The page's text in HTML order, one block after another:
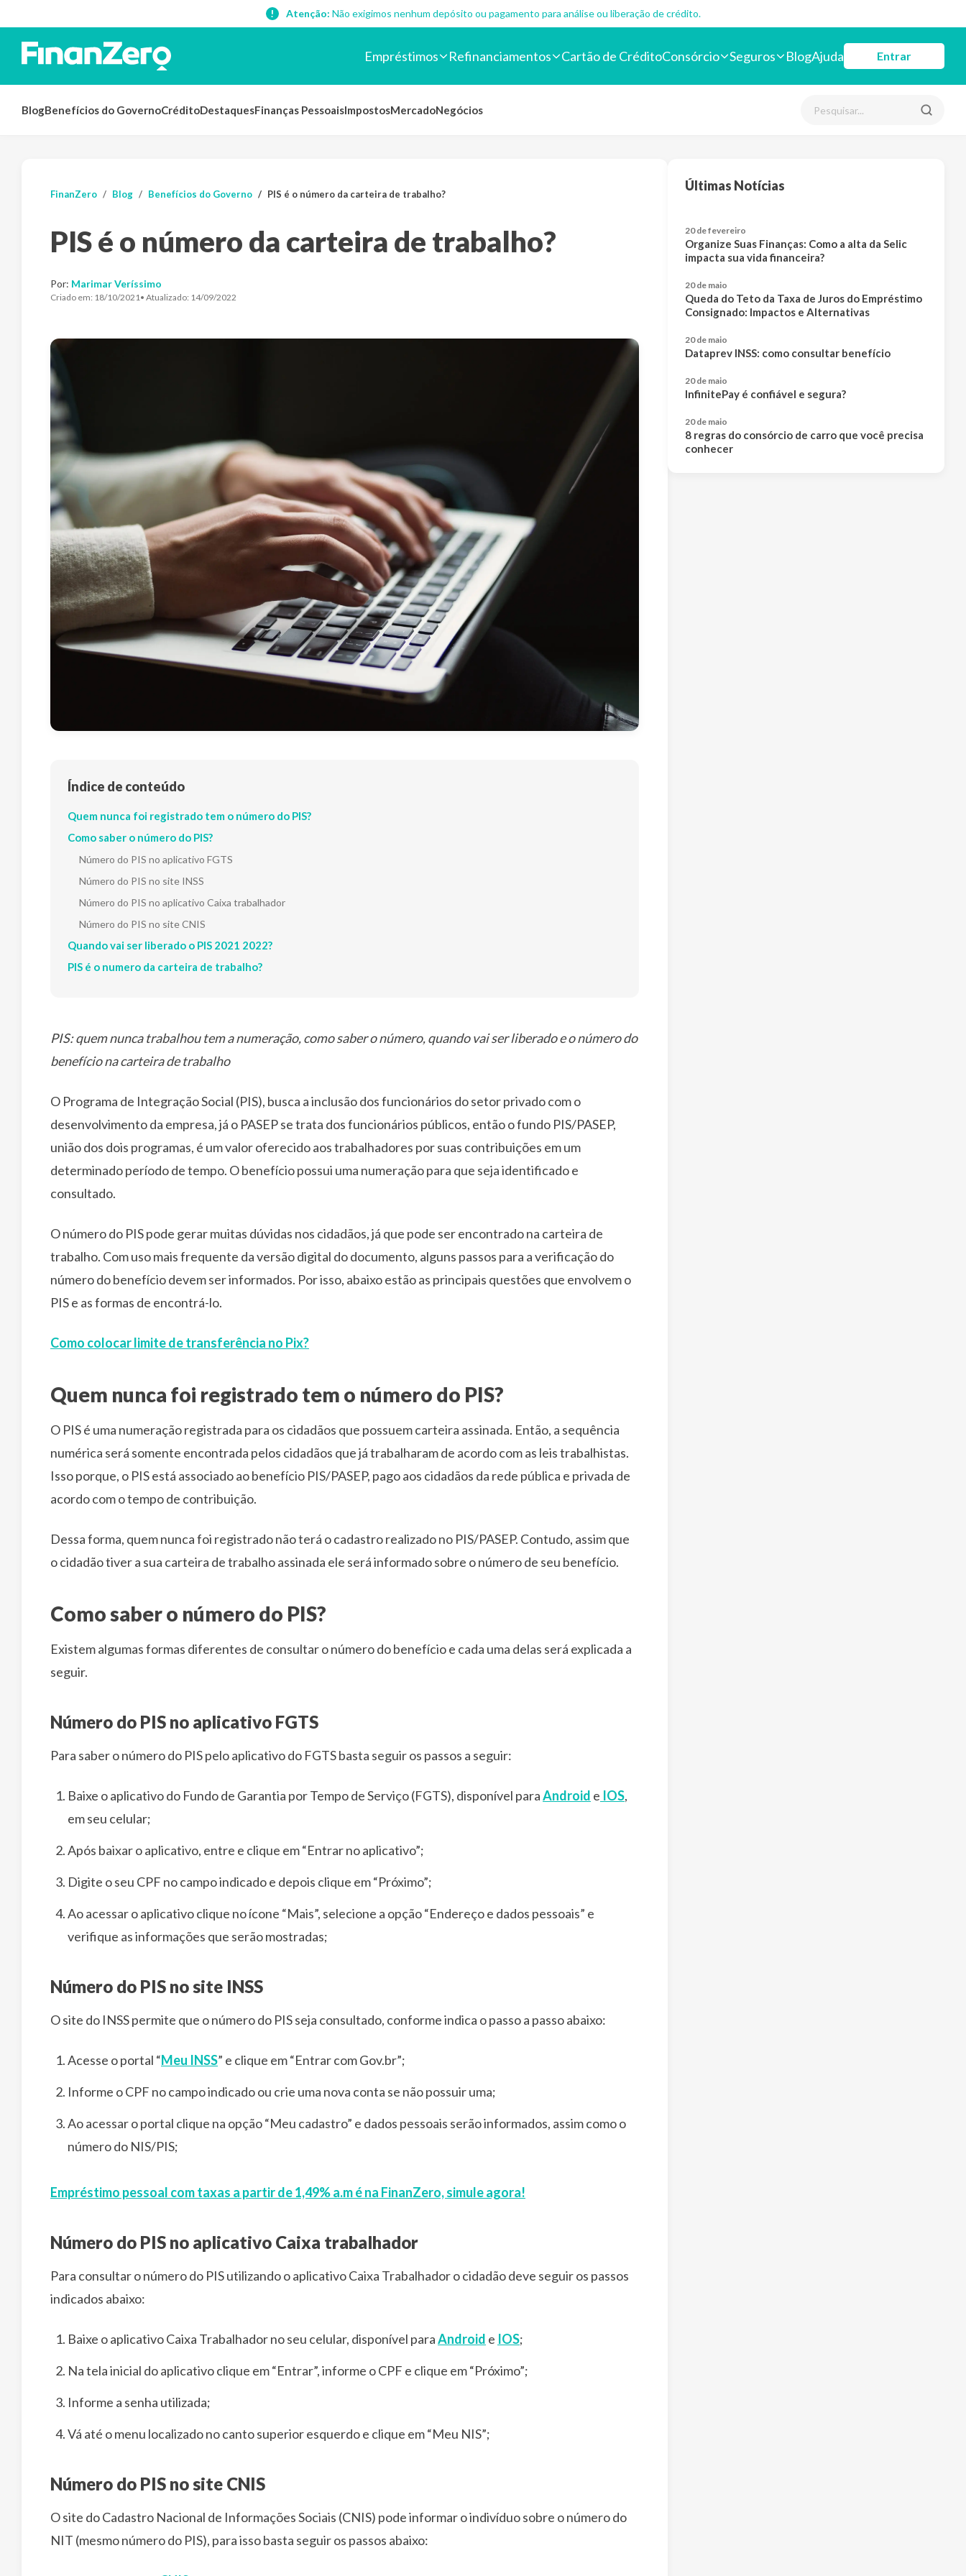
Atenção: Não exigimos nenhum depósito ou pagamento para análise ou liberação de crédito.
Empréstimos Refinanciamentos Cartão de CréditoConsórcio Seguros BlogAjuda Entrar
BlogBenefícios do GovernoCréditoDestaquesFinanças PessoaisImpostosMercadoNegócios
FinanZero Blog Benefícios do Governo PIS é o número da carteira de trabalho?
PIS é o número da carteira de trabalho?
Por: Marimar Veríssimo
Criado em: 18/10/2021• Atualizado: 14/09/2022
Índice de conteúdo
Quem nunca foi registrado tem o número do PIS?
Como saber o número do PIS?
Número do PIS no aplicativo FGTS
Número do PIS no site INSS
Número do PIS no aplicativo Caixa trabalhador
Número do PIS no site CNIS
Quando vai ser liberado o PIS 2021 2022?
PIS é o numero da carteira de trabalho?
PIS: quem nunca trabalhou tem a numeração, como saber o número, quando vai ser liberado e o número do
benefício na carteira de trabalho
O Programa de Integração Social (PIS), busca a inclusão dos funcionários do setor privado com o
desenvolvimento da empresa, já o PASEP se trata dos funcionários públicos, então o fundo PIS/PASEP,
união dos dois programas, é um valor oferecido aos trabalhadores por suas contribuições em um
determinado período de tempo. O benefício possui uma numeração para que seja identificado e
consultado.
O número do PIS pode gerar muitas dúvidas nos cidadãos, já que pode ser encontrado na carteira de
trabalho. Com uso mais frequente da versão digital do documento, alguns passos para a verificação do
número do benefício devem ser informados. Por isso, abaixo estão as principais questões que envolvem o
PIS e as formas de encontrá-lo.
Como colocar limite de transferência no Pix?
Quem nunca foi registrado tem o número do PIS?
O PIS é uma numeração registrada para os cidadãos que possuem carteira assinada. Então, a sequência
numérica será somente encontrada pelos cidadãos que já trabalharam de acordo com as leis trabalhistas.
Isso porque, o PIS está associado ao benefício PIS/PASEP, pago aos cidadãos da rede pública e privada de
acordo com o tempo de contribuição.
Dessa forma, quem nunca foi registrado não terá o cadastro realizado no PIS/PASEP. Contudo, assim que
o cidadão tiver a sua carteira de trabalho assinada ele será informado sobre o número de seu benefício.
Como saber o número do PIS?
Existem algumas formas diferentes de consultar o número do benefício e cada uma delas será explicada a
seguir.
Número do PIS no aplicativo FGTS
Para saber o número do PIS pelo aplicativo do FGTS basta seguir os passos a seguir:
Baixe o aplicativo do Fundo de Garantia por Tempo de Serviço (FGTS), disponível paraAndroid e IOS,
em seu celular;
Após baixar o aplicativo, entre e clique em “Entrar no aplicativo”;
Digite o seu CPF no campo indicado e depois clique em “Próximo”;
Ao acessar o aplicativo clique no ícone “Mais”, selecione a opção “Endereço e dados pessoais” e
verifique as informações que serão mostradas;
Número do PIS no site INSS
O site do INSS permite que o número do PIS seja consultado, conforme indica o passo a passo abaixo:
Acesse o portal “Meu INSS” e clique em “Entrar com Gov.br”;
Informe o CPF no campo indicado ou crie uma nova conta se não possuir uma;
Ao acessar o portal clique na opção “Meu cadastro” e dados pessoais serão informados, assim como o
número do NIS/PIS;
Empréstimo pessoal com taxas a partir de 1,49% a.m é na FinanZero, simule agora!
Número do PIS no aplicativo Caixa trabalhador
Para consultar o número do PIS utilizando o aplicativo Caixa Trabalhador o cidadão deve seguir os passos
indicados abaixo:
Baixe o aplicativo Caixa Trabalhador no seu celular, disponível paraAndroid e IOS;
Na tela inicial do aplicativo clique em “Entrar”, informe o CPF e clique em “Próximo”;
Informe a senha utilizada;
Vá até o menu localizado no canto superior esquerdo e clique em “Meu NIS”;
Número do PIS no site CNIS
O site do Cadastro Nacional de Informações Sociais (CNIS) pode informar o indivíduo sobre o número do
NIT (mesmo número do PIS), para isso basta seguir os passos abaixo:
Últimas Notícias
20 de fevereiro
Organize Suas Finanças: Como a alta da Selic
impacta sua vida financeira?
20 de maio
Queda do Teto da Taxa de Juros do Empréstimo
Consignado: Impactos e Alternativas
20 de maio
Dataprev INSS: como consultar benefício
20 de maio
InfinitePay é confiável e segura?
20 de maio
8 regras do consórcio de carro que você precisa
conhecer